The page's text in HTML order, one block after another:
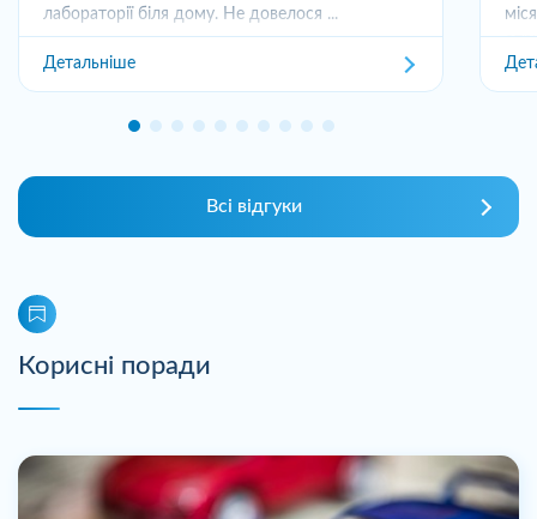
лабораторії біля дому. Не довелося ...
Детальніше
Всі відгуки
Корисні поради